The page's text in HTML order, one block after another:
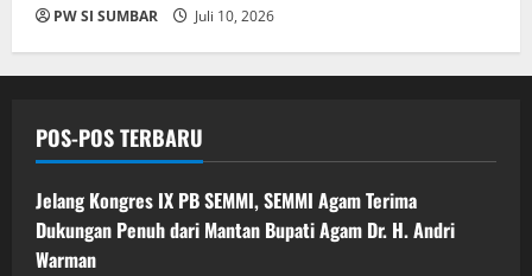
PW SI SUMBAR Juli 10, 2026
POS-POS TERBARU
Jelang Kongres IX PB SEMMI, SEMMI Agam Terima
Dukungan Penuh dari Mantan Bupati Agam Dr. H. Andri
Warman